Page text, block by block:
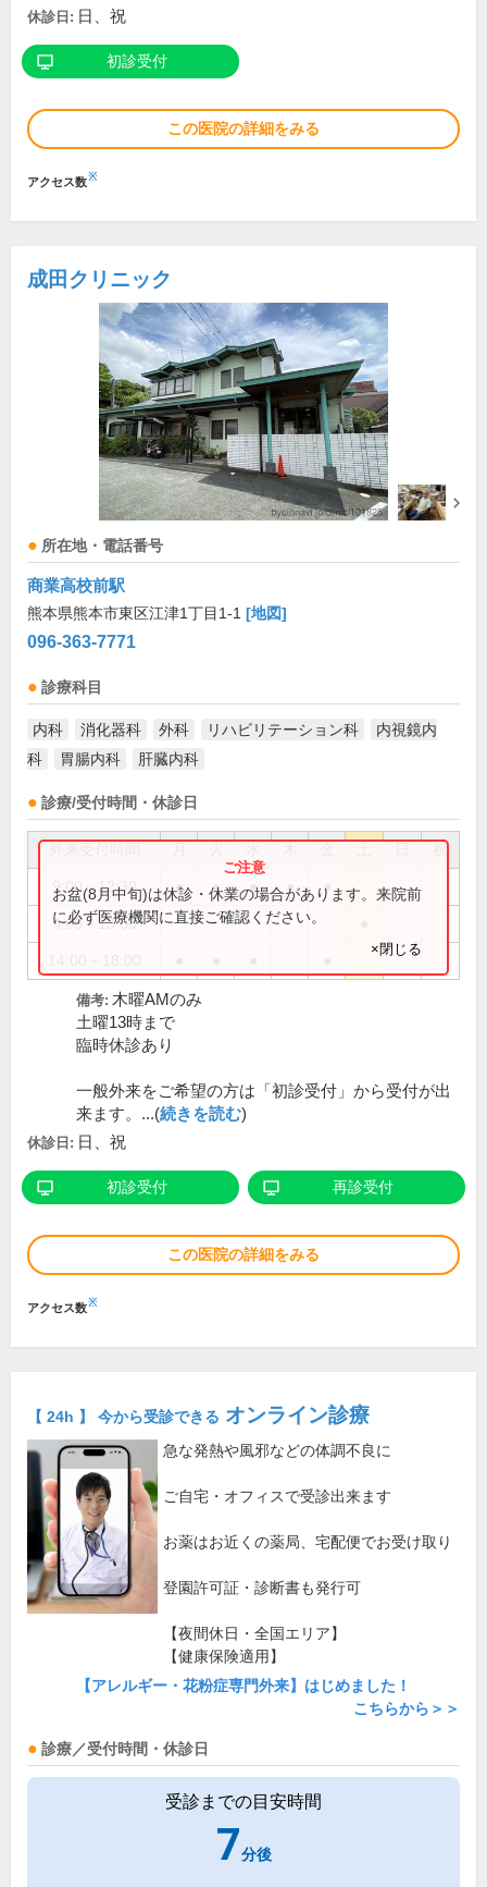
休診日: 日、祝
初診受付
この医院の詳細をみる
アクセス数※
成田クリニック
所在地・電話番号
商業高校前駅
熊本県熊本市東区江津1丁目1-1 [地図]
096-363-7771
診療科目
内科 消化器科 外科 リハビリテーション科
内視鏡内
科
胃腸内科 肝臓内科
診療/受付時間・休診日
祝
9:00～12:30 ● ● ● ● ●
9:00～13:00
お盆(8月中旬)は休診・休業の場合があります。来院前
に必ず医療機関に直接ご確認ください。
×閉じる
備考: 木曜AMのみ
土曜13時まで
臨時休診あり
一般外来をご希望の方は「初診受付」から受付が出
来ます。...(続きを読む)
休診日: 日、祝
初診受付 再診受付
この医院の詳細をみる
アクセス数※
【 24h 】 今から受診できる オンライン診療
急な発熱や風邪などの体調不良に
ご自宅・オフィスで受診出来ます
お薬はお近くの薬局、宅配便でお受け取り
登園許可証・診断書も発行可
【夜間休日・全国エリア】
【健康保険適用】
【アレルギー・花粉症専門外来】はじめました！
こちらから＞＞
診療／受付時間・休診日
受診までの目安時間
7分後